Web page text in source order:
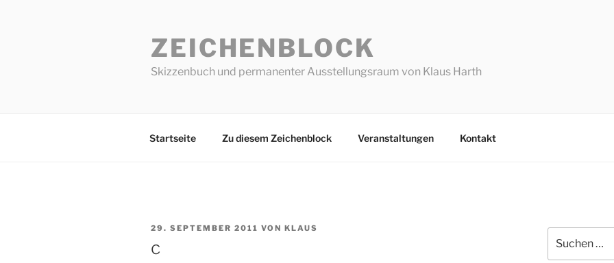
ZEICHENBLOCK
Skizzenbuch und permanenter Ausstellungsraum von Klaus Harth
Startseite Zu diesem Zeichenblock Veranstaltungen Kontakt
VERÖFFENTLICHT
29. SEPTEMBER 2011 VON KLAUS
c
nach: